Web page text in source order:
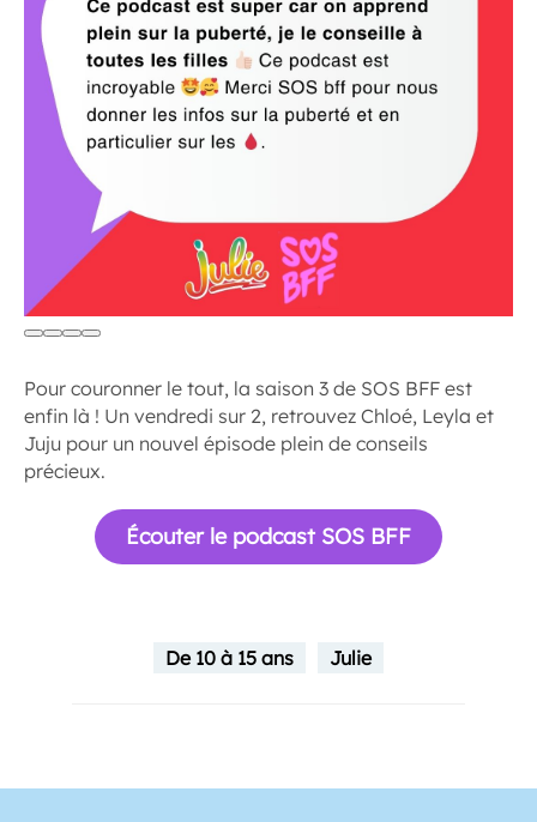
Pour couronner le tout, la saison 3 de SOS BFF est
enfin là ! Un vendredi sur 2, retrouvez Chloé, Leyla et
Juju pour un nouvel épisode plein de conseils
précieux.
Écouter le podcast SOS BFF
De 10 à 15 ans Julie